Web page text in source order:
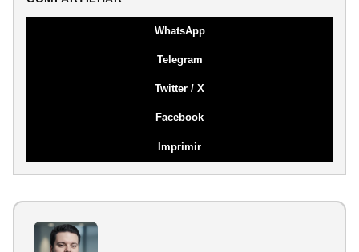
WhatsApp
Telegram
Twitter / X
Facebook
Imprimir